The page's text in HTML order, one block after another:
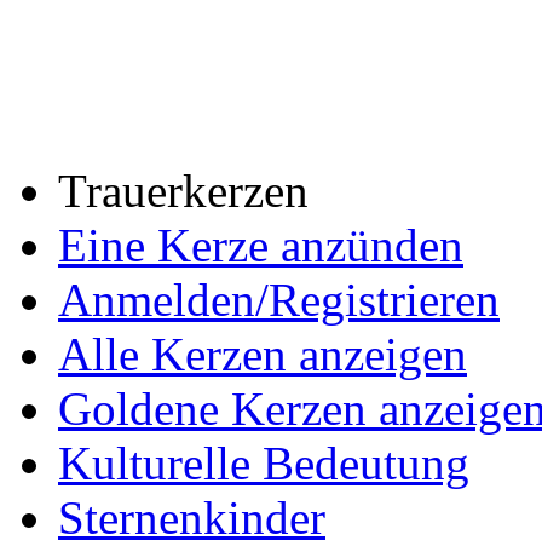
Trauerkerzen
Eine Kerze anzünden
Anmelden/Registrieren
Alle Kerzen anzeigen
Goldene Kerzen
Kulturelle Bedeutung
Sternenkinder